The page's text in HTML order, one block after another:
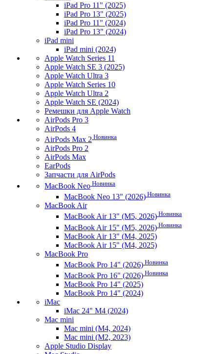
iPad Pro 11" (2025)
iPad Pro 13" (2025)
iPad Pro 11" (2024)
iPad Pro 13" (2024)
iPad mini
iPad mini (2024)
Apple Watch Series 11
Apple Watch SE 3 (2025)
Apple Watch Ultra 3
Apple Watch Series 10
Apple Watch Ultra 2
Apple Watch SE (2024)
Ремешки для Apple Watch
AirPods Pro 3
AirPods 4
AirPods Max 2 Новинка
AirPods Pro 2
AirPods Max
EarPods
Запчасти для AirPods
MacBook Neo Новинка
MacBook Neo 13" (2026) Новинка
MacBook Air
MacBook Air 13" (M5, 2026) Новинка
MacBook Air 15" (M5, 2026) Новинка
MacBook Air 13" (M4, 2025)
MacBook Air 15" (M4, 2025)
MacBook Pro
MacBook Pro 14" (2026) Новинка
MacBook Pro 16" (2026) Новинка
MacBook Pro 14" (2025)
MacBook Pro 14" (2024)
iMac
iMac 24" M4 (2024)
Mac mini
Mac mini (M4, 2024)
Mac mini (M2, 2023)
Apple Studio Display